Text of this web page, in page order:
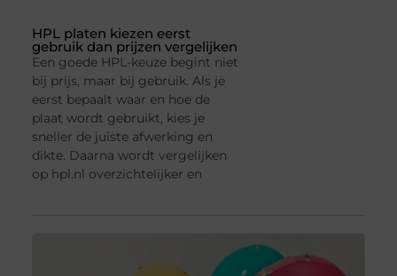
HPL platen kiezen eerst
gebruik dan prijzen vergelijken
Een goede HPL-keuze begint niet
bij prijs, maar bij gebruik. Als je
eerst bepaalt waar en hoe de
plaat wordt gebruikt, kies je
sneller de juiste afwerking en
dikte. Daarna wordt vergelijken
op hpl.nl overzichtelijker en